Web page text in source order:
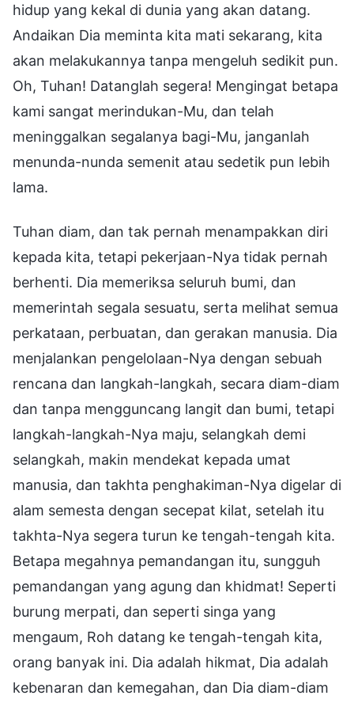
hidup yang kekal di dunia yang akan datang.
Andaikan Dia meminta kita mati sekarang, kita
akan melakukannya tanpa mengeluh sedikit pun.
Oh, Tuhan! Datanglah segera! Mengingat betapa
kami sangat merindukan-Mu, dan telah
meninggalkan segalanya bagi-Mu, janganlah
menunda-nunda semenit atau sedetik pun lebih
lama.
Tuhan diam, dan tak pernah menampakkan diri
kepada kita, tetapi pekerjaan-Nya tidak pernah
berhenti. Dia memeriksa seluruh bumi, dan
memerintah segala sesuatu, serta melihat semua
perkataan, perbuatan, dan gerakan manusia. Dia
menjalankan pengelolaan-Nya dengan sebuah
rencana dan langkah-langkah, secara diam-diam
dan tanpa mengguncang langit dan bumi, tetapi
langkah-langkah-Nya maju, selangkah demi
selangkah, makin mendekat kepada umat
manusia, dan takhta penghakiman-Nya digelar di
alam semesta dengan secepat kilat, setelah itu
takhta-Nya segera turun ke tengah-tengah kita.
Betapa megahnya pemandangan itu, sungguh
pemandangan yang agung dan khidmat! Seperti
burung merpati, dan seperti singa yang
mengaum, Roh datang ke tengah-tengah kita,
orang banyak ini. Dia adalah hikmat, Dia adalah
kebenaran dan kemegahan, dan Dia diam-diam